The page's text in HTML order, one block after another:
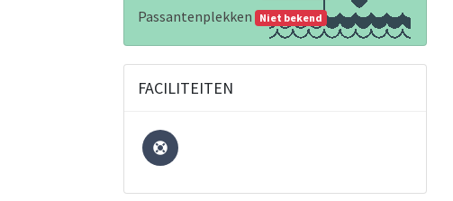
Passantenplekken Niet bekend
FACILITEITEN